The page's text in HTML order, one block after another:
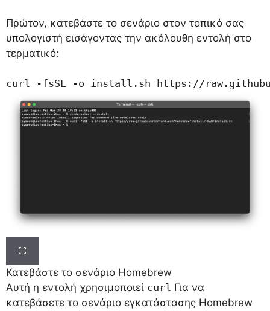
Πρώτον, κατεβάστε το σενάριο στον τοπικό σας
υπολογιστή εισάγοντας την ακόλουθη εντολή στο
τερματικό:
curl -fsSL -o install.sh https://
Κατεβάστε το σενάριο Homebrew
Αυτή η εντολή χρησιμοποιεί curl Για να
κατεβάσετε το σενάριο εγκατάστασης Homebrew